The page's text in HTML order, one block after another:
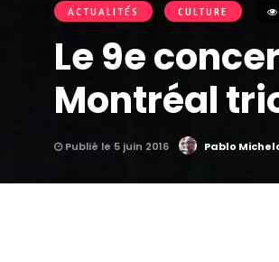
ACTUALITÉS CULTURE
Le 9e
Montréal
Publié le 5 juin 2016 Pablo